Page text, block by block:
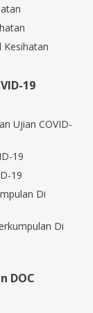
Kesihatan
19
Ujian COVID-
19
19
Di
Di
DOC